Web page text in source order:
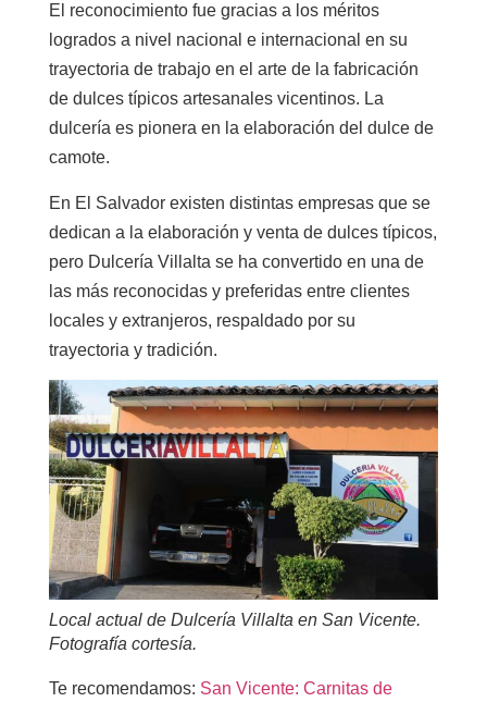
El reconocimiento fue gracias a los méritos
logrados a nivel nacional e internacional en su
trayectoria de trabajo en el arte de la fabricación
de dulces típicos artesanales vicentinos. La
dulcería es pionera en la elaboración del dulce de
camote.
En El Salvador existen distintas empresas que se
dedican a la elaboración y venta de dulces típicos,
pero Dulcería Villalta se ha convertido en una de
las más reconocidas y preferidas entre clientes
locales y extranjeros, respaldado por su
trayectoria y tradición.
Local actual de Dulcería Villalta en San Vicente.
Fotografía cortesía.
Te recomendamos: San Vicente: Carnitas de